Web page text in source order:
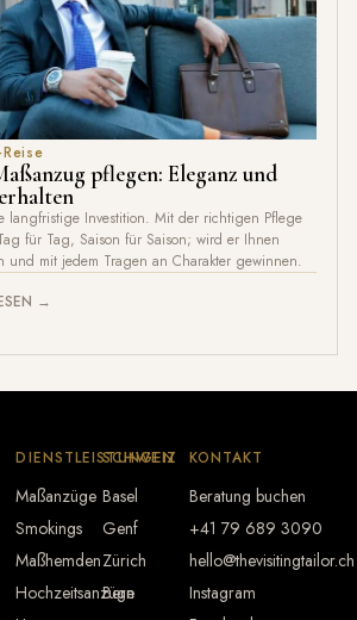
pflegen: Eleganz und
langfristige Investition. Mit der richtigen Pflege
für Tag, Saison für Saison; wird er Ihnen
und mit jedem Tragen an Charakter gewinnen.
→
DIENSTLEISTUNGEN
Maßanzüge
Smokings
Maßhemden
Hochzeitsanzüge
SCHWEIZ
Basel
Genf
Zürich
Bern
KONTAKT
Beratung buchen
+41 79 689 3090
hello@thevisitingtailor.ch
Instagram